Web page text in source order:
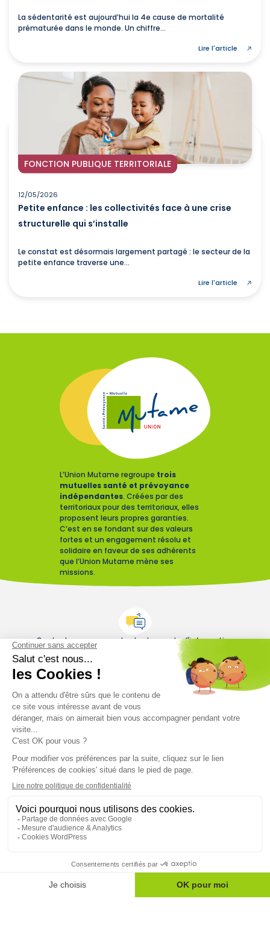
La sédentarité est aujourd’hui la 4e cause de mortalité
prématurée dans le monde. Un chiffre...
Lire l'article
FONCTION PUBLIQUE TERRITORIALE
12/05/2026
Petite enfance : les collectivités face à une crise
structurelle qui s’installe
Le constat est désormais largement partagé : le secteur de la
petite enfance traverse une...
Lire l'article
L’Union Mutame regroupe trois
mutuelles santé et prévoyance
indépendantes. Créées par des
territoriaux pour des territoriaux, elles
proposent leurs propres garanties.
C’est en se fondant sur des valeurs
fortes et un engagement résolu et
solidaire en faveur de ses adhérents
que l’Union Mutame mène ses
missions.
Contactez-nous pour toute demande d'information
Restez informés sur le monde mutualiste
Nos actualités
Nos magazines